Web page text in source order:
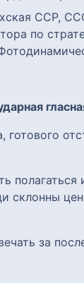
ССР,
по
полагаться
склонны
за